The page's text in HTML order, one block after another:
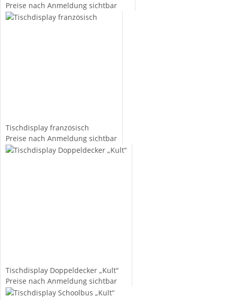
Preise nach Anmeldung sichtbar
Tischdisplay französisch
Preise nach Anmeldung sichtbar
Tischdisplay Doppeldecker „Kult“
Preise nach Anmeldung sichtbar